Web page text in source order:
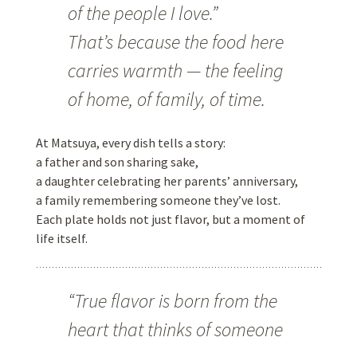
of the people I love.”
That’s because the food here
carries warmth — the feeling
of home, of family, of time.
At Matsuya, every dish tells a story:
a father and son sharing sake,
a daughter celebrating her parents’ anniversary,
a family remembering someone they’ve lost.
Each plate holds not just flavor, but a moment of
life itself.
“True flavor is born from the
heart that thinks of someone